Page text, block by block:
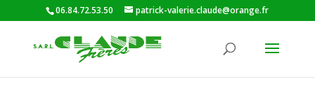
06.84.72.53.50 patrick-valerie.claude@orange.fr